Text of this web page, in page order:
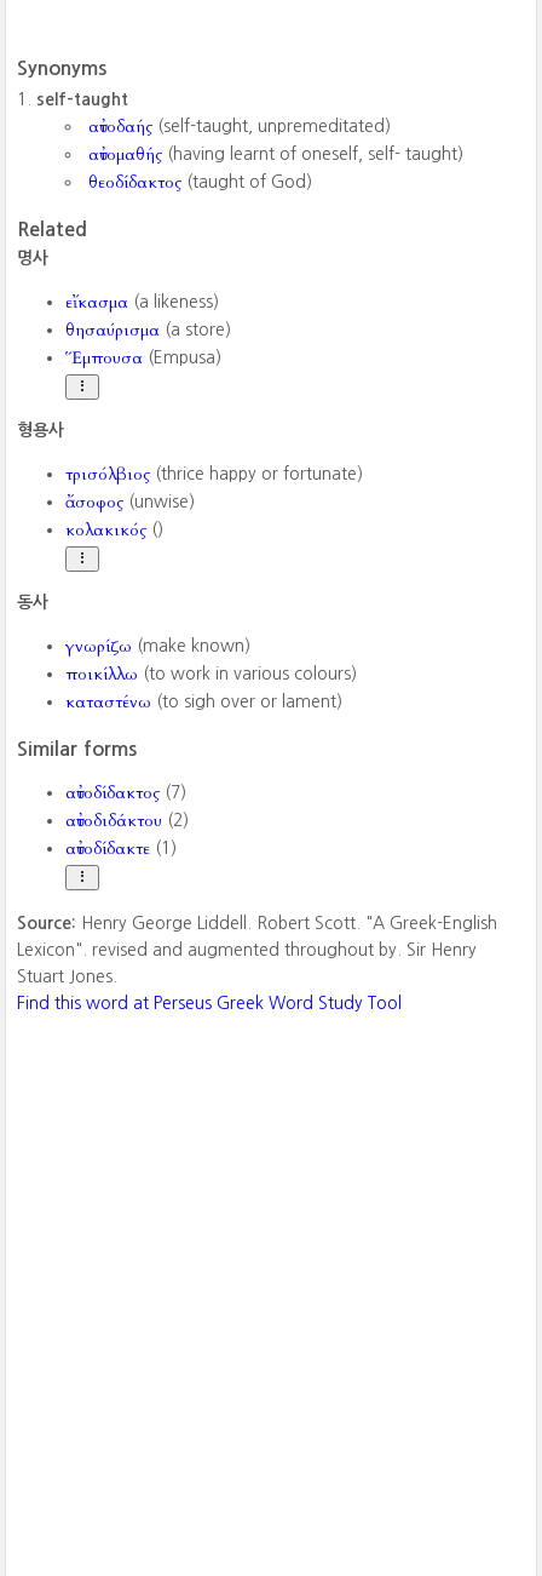
Synonyms
self-taught
αὐτοδαής (self-taught, unpremeditated)
αὐτομαθής (having learnt of oneself, self- taught)
θεοδίδακτος (taught of God)
Related
명사
εἴκασμα (a likeness)
θησαύρισμα (a store)
Ἕμπουσα (Empusa)
형용사
τρισόλβιος (thrice happy or fortunate)
ἄσοφος (unwise)
κολακικός ()
동사
γνωρίζω (make known)
ποικίλλω (to work in various colours)
καταστένω (to sigh over or lament)
Similar forms
αὐτοδίδακτος (7)
αὐτοδιδάκτου (2)
αὐτοδίδακτε (1)
Source: Henry George Liddell. Robert Scott. "A Greek-English
Lexicon". revised and augmented throughout by. Sir Henry
Stuart Jones.
Find this word at Perseus Greek Word Study Tool